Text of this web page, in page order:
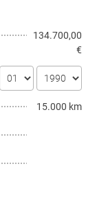
134.700,00
€
15.000 km